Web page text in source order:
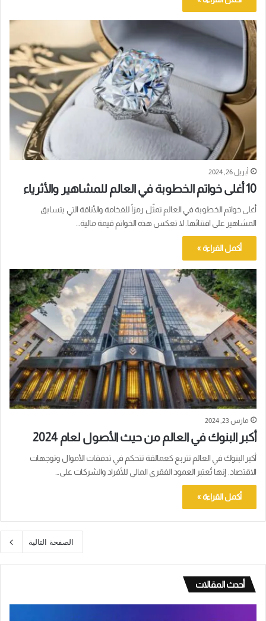
أبريل 26, 2024
10 أغلى خواتم الخطوبة في العالم للمشاهير والأثرياء
أغلى خواتم الخطوبة في العالم تمثّل رمزاً للفخامة والأناقة التي يتسابق
المشاهير على اقتنائها. لا تعكس هذه الخواتم قيمة مالية…
أكمل القراءة »
مارس 23, 2024
أكبر البنوك في العالم من حيث الأصول لعام 2024
أكبر البنوك في العالم تتربع كعمالقة تتحكم في تدفقات الأموال وتوجهات
الاقتصاد. إنها تُعتبر العمود الفقري المالي للأفراد والشركات على…
أكمل القراءة »
الصفحة التالية
أحدث المقالات